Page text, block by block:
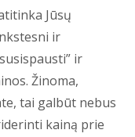
Jūsų
ir
ir
Žinoma,
tai galbūt nebus
kainą prie